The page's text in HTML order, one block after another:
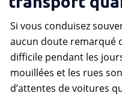
Si vous conduisez
aucun doute remarqué
difficile pendant les
mouillées et les rues
d’attentes de voitures